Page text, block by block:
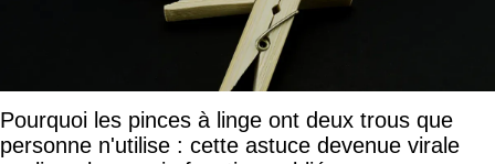
Pourquoi les pinces à linge ont deux trous que
personne n'utilise : cette astuce devenue virale